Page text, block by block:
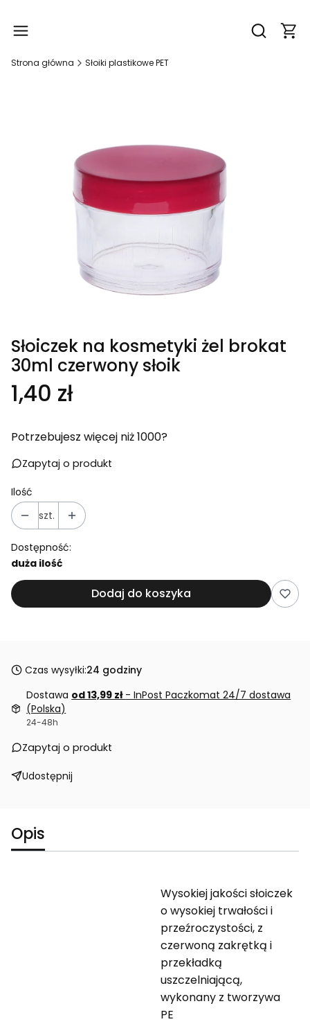
Otwórz
Strona główna Słoiki plastikowe PET
Słoiczek na kosmetyki żel brokat
30ml czerwony słoik
Cena
1,40 zł
Potrzebujesz więcej niż 1000?
Zapytaj o produkt
Ilość
szt.
Dostępność:
duża ilość
Dodaj do koszyka
Czas wysyłki:24 godziny
Dostawa od 13,99 zł - InPost Paczkomat 24/7 dostawa
(Polska)
24-48h
Zapytaj o produkt
Udostępnij
Opis
Wysokiej jakości słoiczek
o wysokiej trwałości i
przeźroczystości, z
czerwoną zakrętką i
przekładką
uszczelniającą,
wykonany z tworzywa
PE